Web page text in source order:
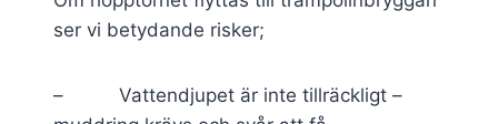
ser vi betydande risker;
– Vattendjupet är inte tillräckligt –